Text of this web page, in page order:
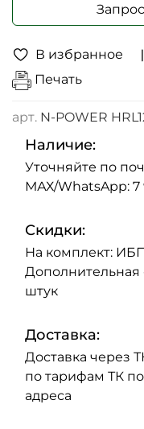
В избранное
Печать
арт. N-POWER
Наличие:
Уточняйте по
МАХ/WhatsApp: 7
Скидки:
На комплект:
Дополнительная
штук
Доставка:
Доставка через
по тарифам ТК
адреса